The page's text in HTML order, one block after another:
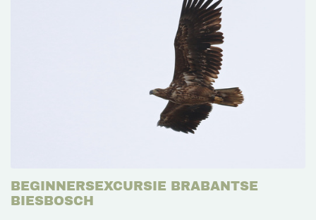
BEGINNERSEXCURSIE BRABANTSE
BIESBOSCH